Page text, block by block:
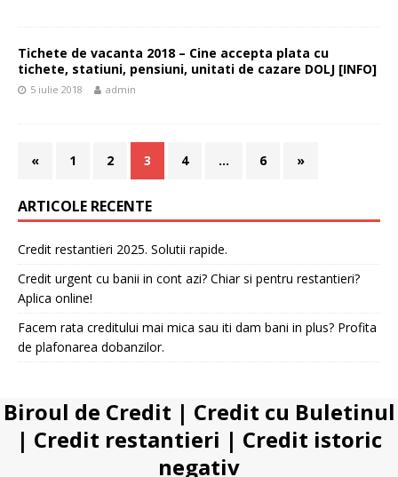
Tichete de vacanta 2018 – Cine accepta plata cu
tichete, statiuni, pensiuni, unitati de cazare DOLJ [INFO]
5 iulie 2018 admin
« 1 2 3 4 … 6 »
ARTICOLE RECENTE
Credit restantieri 2025. Solutii rapide.
Credit urgent cu banii in cont azi? Chiar si pentru restantieri?
Aplica online!
Facem rata creditului mai mica sau iti dam bani in plus? Profita
de plafonarea dobanzilor.
Biroul de Credit | Credit cu Buletinul
| Credit restantieri | Credit istoric
negativ